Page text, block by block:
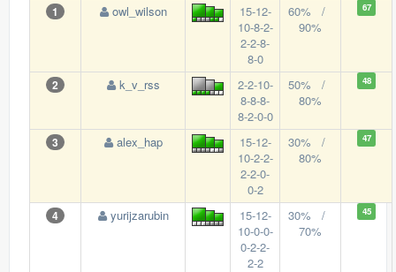
1 owl_wilson
15-12-
10-8-2-
2-2-8-
8-0
60% /
90%
67
2 k_v_rss
2-2-10-
8-8-8-
8-2-0-0
50% /
80%
48
3 alex_hap
15-12-
10-2-2-
2-2-0-
0-2
30% /
80%
47
4 yurijzarubin
15-12-
10-0-0-
0-2-2-
2-2
30% /
70%
45